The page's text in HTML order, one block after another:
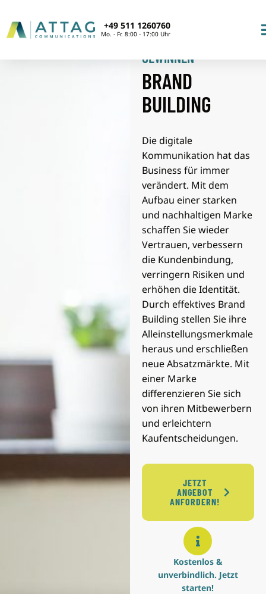
+49 511 1260760
Mo. - Fr. 8:00 - 17:00 UhrSTARKE MARKEN
GEWINNEN
BRAND
BUILDING
Die digitale
Kommunikation hat das
Business für immer
verändert. Mit dem
Aufbau einer starken
und nachhaltigen Marke
schaffen Sie wieder
Vertrauen, verbessern
die Kundenbindung,
verringern Risiken und
erhöhen die Identität.
Durch effektives Brand
Building stellen Sie ihre
Alleinstellungsmerkmale
heraus und erschließen
neue Absatzmärkte. Mit
einer Marke
differenzieren Sie sich
von ihren Mitbewerbern
und erleichtern
Kaufentscheidungen.
JETZT
ANGEBOT
ANFORDERN!
Kostenlos &
unverbindlich. Jetzt
starten!